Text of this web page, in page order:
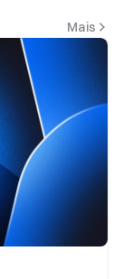
Mais